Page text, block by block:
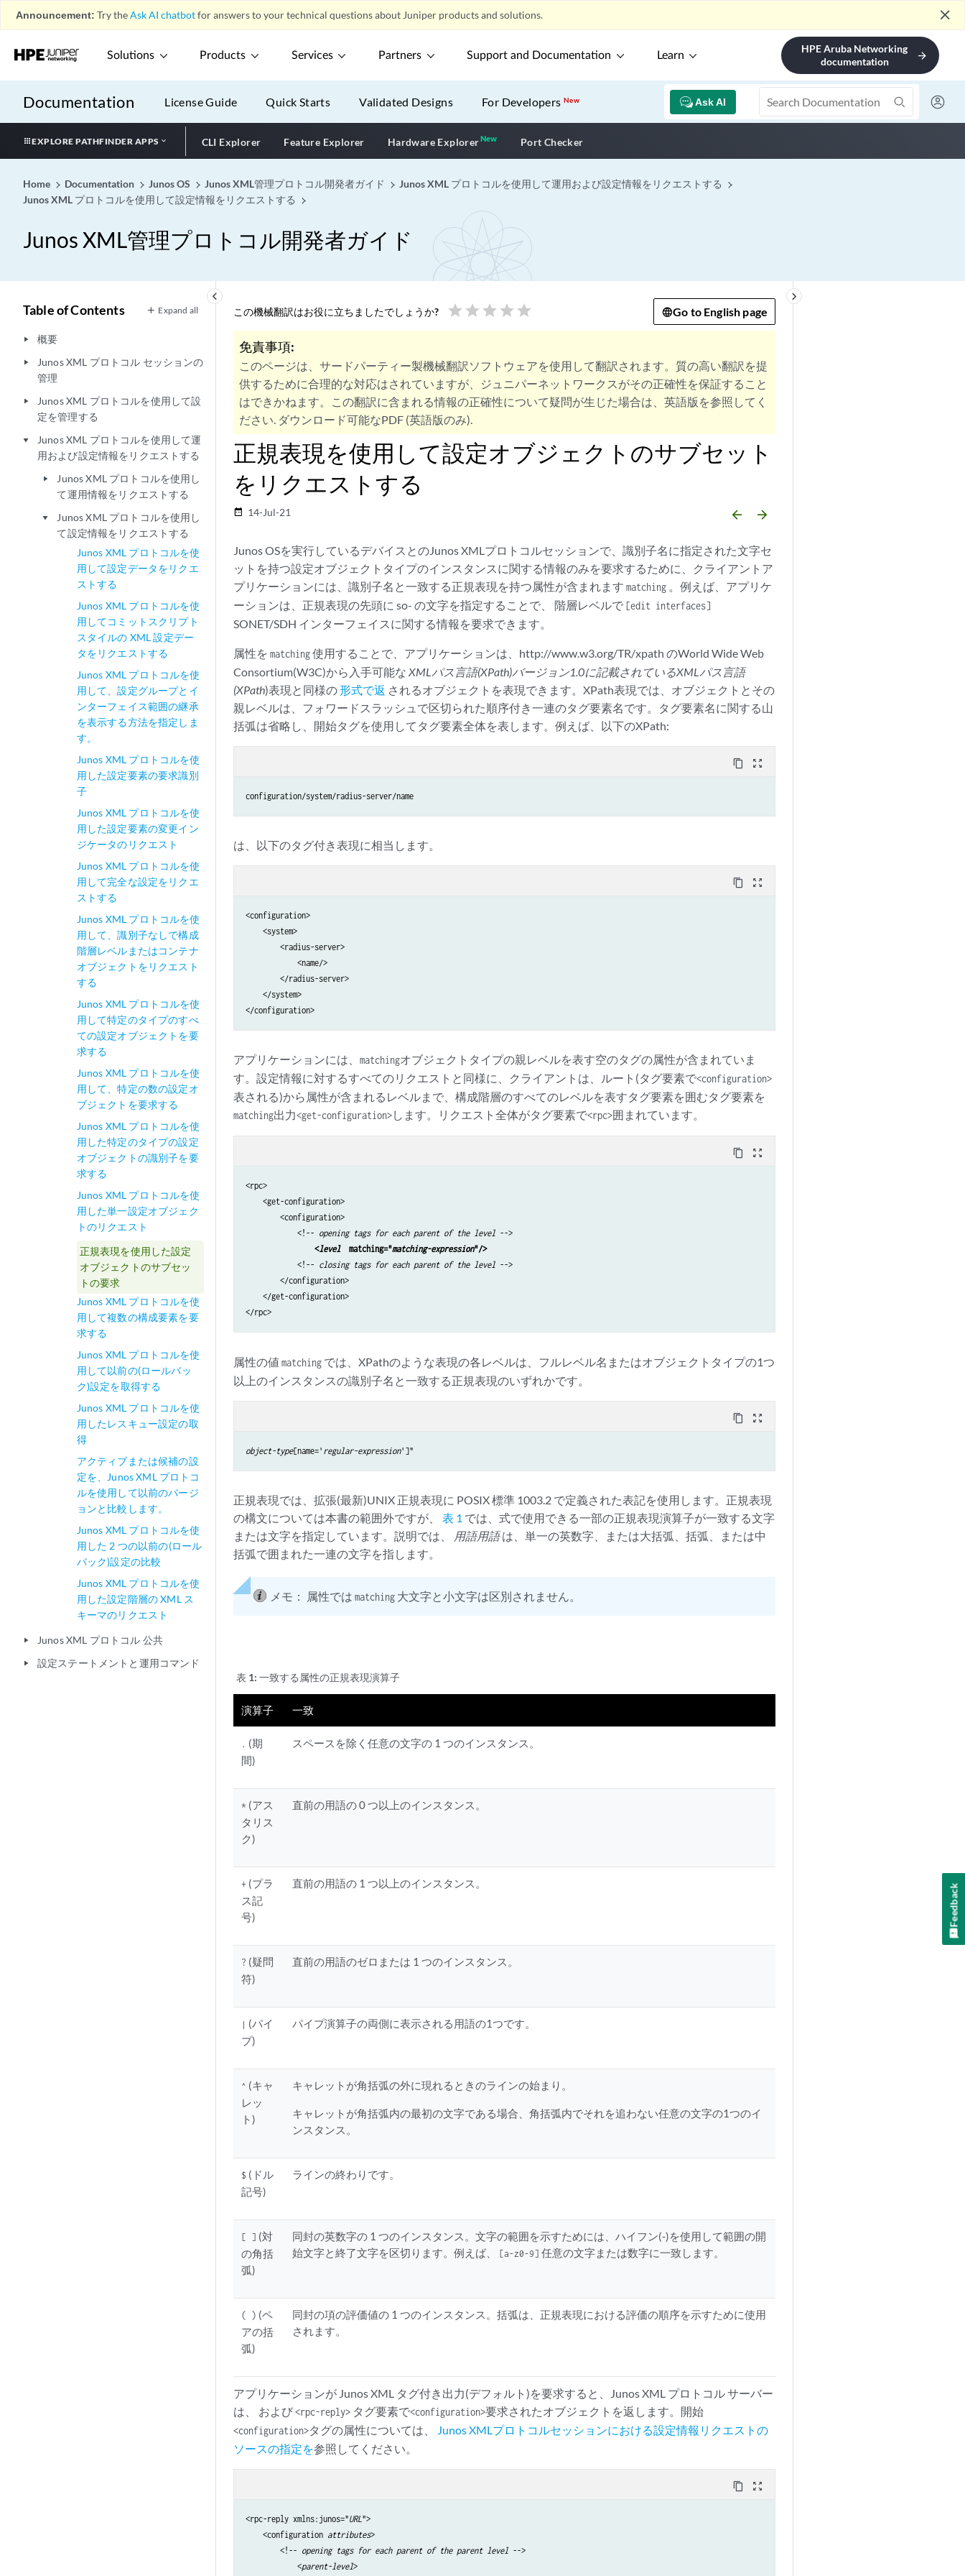
Announcement: Try theAsk AI chatbotfor answers to your technical questions about Juniper products and solutions. close
Solutions Products Services Partners Support and Documentation Learn
HPE Aruba Networking
documentation
arrow_forward
Documentation Ask AI
License Guide Quick Starts Validated Designs For DevelopersNew
EXPLORE PATHFINDER APPS CLI Explorer Feature Explorer Hardware ExplorerNewNew application
Port Checker
Home Documentation Junos OS Junos XML管理プロトコル開発者ガイド
Junos XML プロトコルを使用して運用および設定情報をリクエストする
Junos XML プロトコルを使用して設定情報をリクエストする
Junos XML管理プロトコル開発者ガイド
keyboard_arrow_left
Table of Contents Expand all
play_arrow 概要
play_arrow
Junos XML プロトコル セッションの
管理
play_arrow
Junos XML プロトコルを使用して設
定を管理する
play_arrow
Junos XML プロトコルを使用して運
用および設定情報をリクエストする
play_arrow
Junos XML プロトコルを使用し
て運用情報をリクエストする
play_arrow
Junos XML プロトコルを使用し
て設定情報をリクエストする
Junos XML プロトコルを使
用して設定データをリクエ
ストする
Junos XML プロトコルを使
用してコミットスクリプト
スタイルの XML 設定デー
タをリクエストする
Junos XML プロトコルを使
用して、設定グループとイ
ンターフェイス範囲の継承
を表示する方法を指定しま
す。
Junos XML プロトコルを使
用した設定要素の要求識別
子
Junos XML プロトコルを使
用した設定要素の変更イン
ジケータのリクエスト
Junos XML プロトコルを使
用して完全な設定をリクエ
ストする
Junos XML プロトコルを使
用して、識別子なしで構成
階層レベルまたはコンテナ
オブジェクトをリクエスト
する
Junos XML プロトコルを使
用して特定のタイプのすべ
ての設定オブジェクトを要
求する
Junos XML プロトコルを使
用して、特定の数の設定オ
ブジェクトを要求する
Junos XML プロトコルを使
用した特定のタイプの設定
オブジェクトの識別子を要
求する
Junos XML プロトコルを使
用した単一設定オブジェク
トのリクエスト
正規表現を使用した設定
オブジェクトのサブセッ
トの要求
Junos XML プロトコルを使
用して複数の構成要素を要
求する
Junos XML プロトコルを使
用して以前の(ロールバッ
ク)設定を取得する
Junos XML プロトコルを使
用したレスキュー設定の取
得
アクティブまたは候補の設
定を、Junos XML プロトコ
ルを使用して以前のバージ
ョンと比較します。
Junos XML プロトコルを使
用した 2 つの以前の(ロール
バック)設定の比較
Junos XML プロトコルを使
用した設定階層の XML ス
キーマのリクエスト
play_arrow Junos XML プロトコル 公共
play_arrow 設定ステートメントと運用コマンド
keyboard_arrow_right
この機械翻訳はお役に立ちましたでしょうか? star star star star star Go to English page
免責事項:
このページは、サードパーティー製機械翻訳ソフトウェアを使用して翻訳されます。質の高い翻訳を提
供するために合理的な対応はされていますが、ジュニパーネットワークスがその正確性を保証すること
はできかねます。この翻訳に含まれる情報の正確性について疑問が生じた場合は、英語版を参照してく
ださい. ダウンロード可能なPDF (英語版のみ).
正規表現を使用して設定オブジェクトのサブセット
をリクエストする
date_range 14-Jul-21 arrow_backward arrow_forward
Junos OSを実行しているデバイスとのJunos XMLプロトコルセッションで、識別子名に指定された文字セ
ットを持つ設定オブジェクトタイプのインスタンスに関する情報のみを要求するために、クライアントア
プリケーションには、識別子名と一致する正規表現を持つ属性が含まれます matching 。例えば、アプリケ
ーションは、正規表現の先頭に so- の文字を指定することで、 階層レベルで [edit interfaces]
SONET/SDH インターフェイスに関する情報を要求できます。
属性を matching使用することで、アプリケーションは、http://www.w3.org/TR/xpath のWorld Wide Web
Consortium(W3C)から入手可能な XMLパス言語(XPath)バージョン1.0に記載されているXMLパス言語
(XPath)表現と同様の形式で返 されるオブジェクトを表現できます。XPath表現では、オブジェクトとその
親レベルは、フォワードスラッシュで区切られた順序付き一連のタグ要素名です。タグ要素名に関する山
括弧は省略し、開始タグを使用してタグ要素全体を表します。例えば、以下のXPath:
content_copy zoom_out_map
は、以下のタグ付き表現に相当します。
content_copy zoom_out_map
<configuration>
    <system>
        <radius-server>
            <name/>
        </radius-server>
    </system>
</configuration>
アプリケーションには、 matchingオブジェクトタイプの親レベルを表す空のタグの属性が含まれていま
す。設定情報に対するすべてのリクエストと同様に、クライアントは、ルート(タグ要素で<configuration>
表される)から属性が含まれるレベルまで、構成階層のすべてのレベルを表すタグ要素を囲むタグ要素を
matching出力<get-configuration>します。リクエスト全体がタグ要素で<rpc>囲まれています。
content_copy zoom_out_map
<rpc>
    <get-configuration>
        <configuration>
            <!--
opening tags for each parent of the level -->
<level matching="matching-expression"/>
            <!--
closing tags for each parent of the level -->
        </configuration>
    </get-configuration>
</rpc>
属性の値 matching では、XPathのような表現の各レベルは、フルレベル名またはオブジェクトタイプの1つ
以上のインスタンスの識別子名と一致する正規表現のいずれかです。
content_copy zoom_out_map
object-type[name=' regular-expression
正規表現では、拡張(最新)UNIX 正規表現に POSIX 標準 1003.2 で定義された表記を使用します。正規表現
の構文については本書の範囲外ですが、 表 1 では、式で使用できる一部の正規表現演算子が一致する文字
または文字を指定しています。説明では、
用語用語は、単一の英数字、または大括弧、括弧、または中
括弧で囲まれた一連の文字を指します。
メモ： 属性では matching 大文字と小文字は区別されません。
表 1: 一致する属性の正規表現演算子
演算子 一致
. (期
間)
スペースを除く任意の文字の 1 つのインスタンス。
* (アス
タリス
ク)
直前の用語の 0 つ以上のインスタンス。
+ (プラ
ス記
号)
直前の用語の 1 つ以上のインスタンス。
? (疑問
符)
直前の用語のゼロまたは 1 つのインスタンス。
| (パイ
プ)
パイプ演算子の両側に表示される用語の1つです。
^ (キャ
レッ
ト)
キャレットが角括弧の外に現れるときのラインの始まり。
キャレットが角括弧内の最初の文字である場合、角括弧内でそれを追わない任意の文字の1つのイ
ンスタンス。
$ (ドル
記号)
ラインの終わりです。
[ ] (対
の角括
弧)
同封の英数字の 1 つのインスタンス。文字の範囲を示すためには、ハイフン(-)を使用して範囲の開
始文字と終了文字を区切ります。例えば、 [a-z0-9] 任意の文字または数字に一致します。
( ) (ペ
アの括
弧)
同封の項の評価値の 1 つのインスタンス。括弧は、正規表現における評価の順序を示すために使用
されます。
アプリケーションが Junos XML タグ付き出力(デフォルト)を要求すると、Junos XML プロトコル サーバー
は、 および<rpc-reply> タグ要素で<configuration>要求されたオブジェクトを返します。開始
<configuration>タグの属性については、
Junos XMLプロトコルセッションにおける設定情報リクエストの
ソースの指定を参照してください。
content_copy zoom_out_map
<rpc-reply xmlns:junos="URL ">
    <configuration
attributes>
        <!--
opening tags for each parent of the parent level -->
            <
parent-level>
Feedback